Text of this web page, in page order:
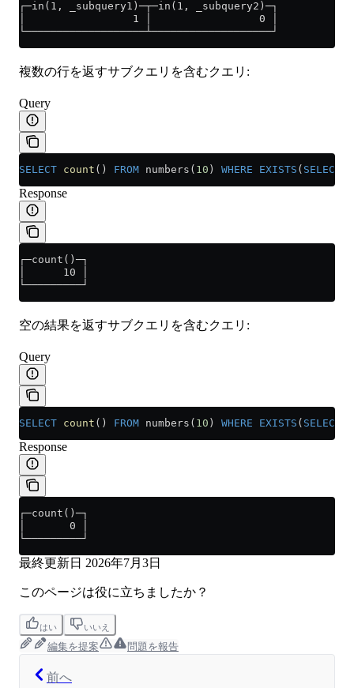
┌─in(1, _subquery1)─┬─in(1, _subquery2)─┐
│                 1 │                 0 │
└───────────────────┴───────────────────┘
複数の行を返すサブクエリを含むクエリ:
Query
SELECT count () FROM numbers( 10 ) WHERE EXISTS ( SELECT
Response
┌─count()─┐
│      10 │
└─────────┘
空の結果を返すサブクエリを含むクエリ:
Query
SELECT count () FROM numbers( 10 ) WHERE EXISTS ( SELECT
Response
┌─count()─┐
│       0 │
└─────────┘
最終更新日 2026年7月3日
このページは役に立ちましたか？
はい いいえ
編集を提案 問題を報告
前へ